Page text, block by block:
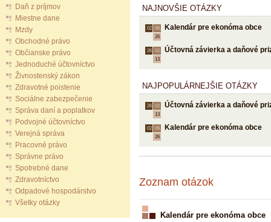
Daň z príjmov
Miestne dane
Mzdy
Obchodné právo
Občianske právo
Jednoduché účtovníctvo
Živnostenský zákon
Zdravotné poistenie
Sociálne zabezpečenie
Správa daní a poplatkov
Podvojné účtovníctvo
Verejná správa
Pracovné právo
Správne právo
Spotrebné dane
Zdravotníctvo
Odpadové hospodárstvo
Všetky otázky
NAJNOVŠIE OTÁZKY
02. 06.
26
Kalendár pre ekonóma obce
26. 02.
13
Účtovná závierka a daňové
NAJPOPULÁRNEJŠIE OTÁZKY
26. 02.
13
Účtovná závierka a daňové
02. 06.
26
Kalendár pre ekonóma obce
Zoznam otázok
Kalendár pre ekonóma obce